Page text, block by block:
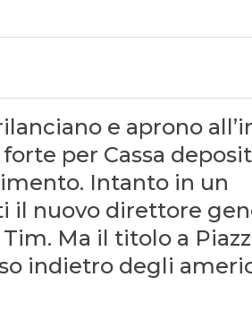
e aprono
per Cassa
Intanto in un
il nuovo direttore
Ma il titolo a
indietro degli